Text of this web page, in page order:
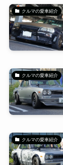
クルマの愛車紹介
クルマの愛車紹介
クルマの愛車紹介